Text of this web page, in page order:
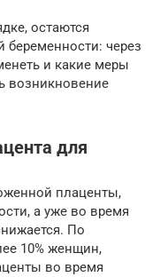
остаются
через
и какие меры
возникновение
для
плаценты,
а уже во время
По
10% женщин,
во время